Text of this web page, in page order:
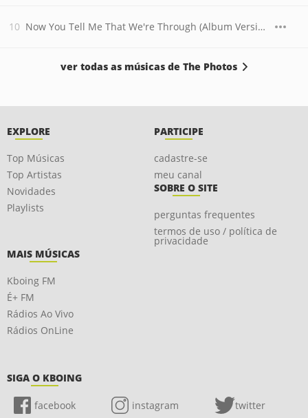
Now You Tell Me That We're Through (Album Version)
ver todas as músicas de The Photos
EXPLORE
Top Músicas
Top Artistas
Novidades
Playlists
PARTICIPE
cadastre-se
meu canal
SOBRE O SITE
perguntas frequentes
termos de uso / política de
privacidade
MAIS MÚSICAS
Kboing FM
É+ FM
Rádios Ao Vivo
Rádios OnLine
SIGA O KBOING
facebook instagram twitter